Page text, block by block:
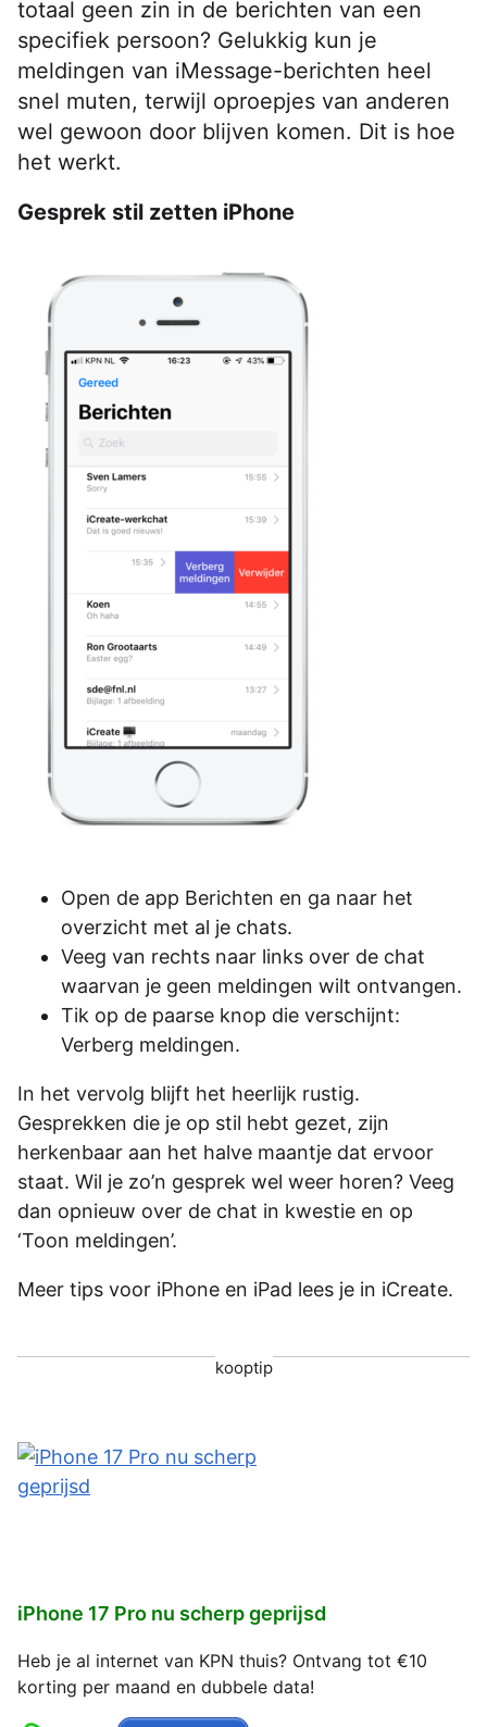
totaal geen zin in de berichten van een
specifiek persoon? Gelukkig kun je
meldingen van iMessage-berichten heel
snel muten, terwijl oproepjes van anderen
wel gewoon door blijven komen. Dit is hoe
het werkt.
Gesprek stil zetten iPhone
Open de app Berichten en ga naar het
overzicht met al je chats.
Veeg van rechts naar links over de chat
waarvan je geen meldingen wilt ontvangen.
Tik op de paarse knop die verschijnt:
Verberg meldingen.
In het vervolg blijft het heerlijk rustig.
Gesprekken die je op stil hebt gezet, zijn
herkenbaar aan het halve maantje dat ervoor
staat. Wil je zo’n gesprek wel weer horen? Veeg
dan opnieuw over de chat in kwestie en op
‘Toon meldingen’.
Meer tips voor iPhone en iPad lees je in iCreate.
kooptip
iPhone 17 Pro nu scherp geprijsd
Heb je al internet van KPN thuis? Ontvang tot €10
korting per maand en dubbele data!